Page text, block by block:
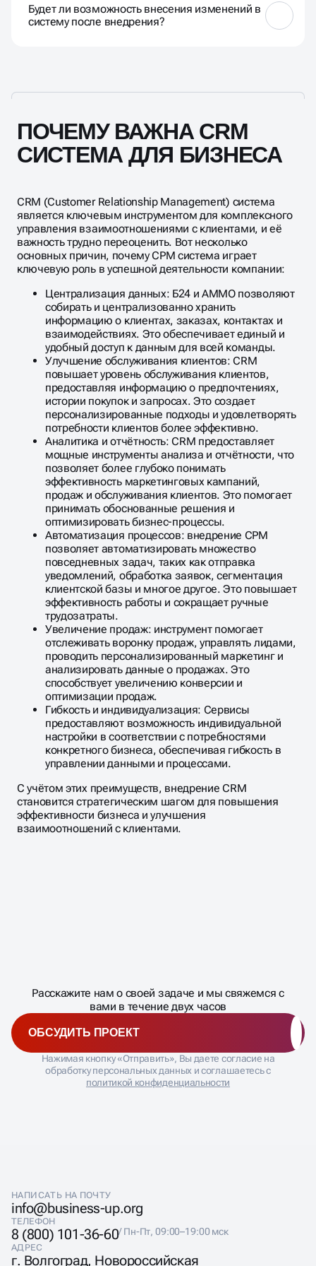
материалы и персональную поддержку.
Будет ли возможность внесения изменений в
систему после внедрения?
вашего бизнеса.
ПОЧЕМУ ВАЖНА CRM
СИСТЕМА ДЛЯ БИЗНЕСА
CRM (Customer Relationship Management) система
является ключевым инструментом для комплексного
управления взаимоотношениями с клиентами, и её
важность трудно переоценить. Вот несколько
основных причин, почему СРМ система играет
ключевую роль в успешной деятельности компании:
Централизация данных: Б24 и АММО позволяют
собирать и централизованно хранить
информацию о клиентах, заказах, контактах и
взаимодействиях. Это обеспечивает единый и
удобный доступ к данным для всей команды.
Улучшение обслуживания клиентов: CRM
повышает уровень обслуживания клиентов,
предоставляя информацию о предпочтениях,
истории покупок и запросах. Это создает
персонализированные подходы и удовлетворять
потребности клиентов более эффективно.
Аналитика и отчётность: CRM предоставляет
мощные инструменты анализа и отчётности, что
позволяет более глубоко понимать
эффективность маркетинговых кампаний,
продаж и обслуживания клиентов. Это помогает
принимать обоснованные решения и
оптимизировать бизнес-процессы.
Автоматизация процессов: внедрение СРМ
позволяет автоматизировать множество
повседневных задач, таких как отправка
уведомлений, обработка заявок, сегментация
клиентской базы и многое другое. Это повышает
эффективность работы и сокращает ручные
трудозатраты.
Увеличение продаж: инструмент помогает
отслеживать воронку продаж, управлять лидами,
проводить персонализированный маркетинг и
анализировать данные о продажах. Это
способствует увеличению конверсии и
оптимизации продаж.
Гибкость и индивидуализация: Сервисы
предоставляют возможность индивидуальной
настройки в соответствии с потребностями
конкретного бизнеса, обеспечивая гибкость в
управлении данными и процессами.
С учётом этих преимуществ, внедрение CRM
становится стратегическим шагом для повышения
эффективности бизнеса и улучшения
взаимоотношений с клиентами.
�
Расскажите нам о своей задаче и мы свяжемся с
вами в течение двух часов
ОБСУДИТЬ ПРОЕКТ
Нажимая кнопку «Отправить», Вы даете согласие на
обработку персональных данных и соглашаетесь с
политикой конфиденциальности
НАПИСАТЬ НА ПОЧТУ
info@business-up.org
ТЕЛЕФОН
8 (800) 101-36-60/ Пн-Пт, 09:00–19:00 мск
АДРЕС
г. Волгоград, Новороссийская